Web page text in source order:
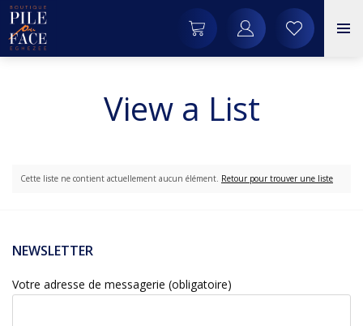
View a List
Cette liste ne contient actuellement aucun élément. Retour pour trouver une liste
NEWSLETTER
Votre adresse de messagerie (obligatoire)